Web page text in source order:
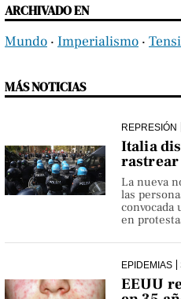
ARCHIVADO EN
Mundo ‧ Imperialismo ‧
MÁS NOTICIAS
REPRESIÓN
Italia
rastrear
La nueva
las
en
EPIDEMIAS
EEUU